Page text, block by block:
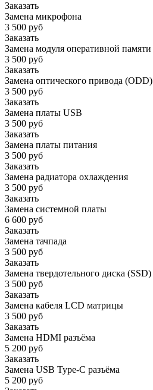
Заказать
Замена микрофона
3 500 руб
Заказать
Замена модуля оперативной памяти
3 500 руб
Заказать
Замена оптического привода (ODD)
3 500 руб
Заказать
Замена платы USB
3 500 руб
Заказать
Замена платы питания
3 500 руб
Заказать
Замена радиатора охлаждения
3 500 руб
Заказать
Замена системной платы
6 600 руб
Заказать
Замена тачпада
3 500 руб
Заказать
Замена твердотельного диска (SSD)
3 500 руб
Заказать
Замена кабеля LCD матрицы
3 500 руб
Заказать
Замена HDMI разъёма
5 200 руб
Заказать
Замена USB Type-C разъёма
5 200 руб